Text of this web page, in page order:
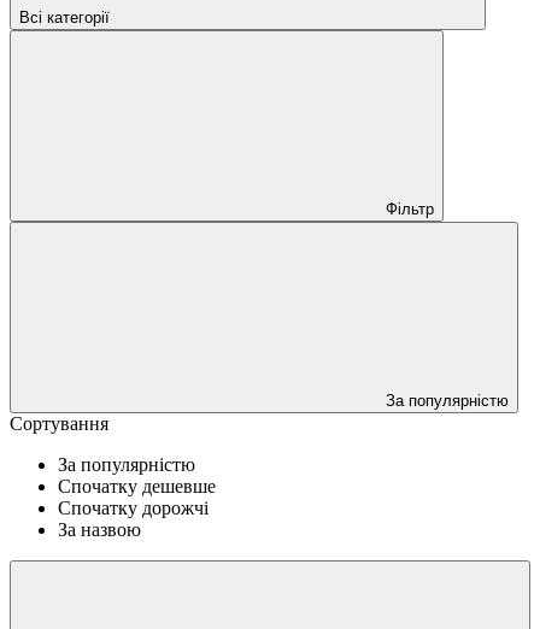
Всі категорії
Фільтр
За популярністю
Сортування
За популярністю
Спочатку дешевше
Спочатку дорожчі
За назвою